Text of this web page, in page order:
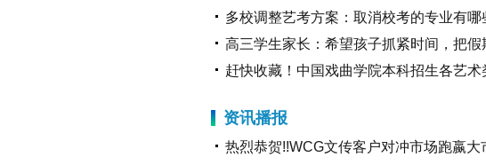
多校调整艺考方案：取消校考的专业有哪
高三学生家长：希望孩子抓紧时间，把
赶快收藏！中国戏曲学院本科招生各艺
资讯播报
热烈恭贺!!WCG文传客户对冲市场跑嬴大